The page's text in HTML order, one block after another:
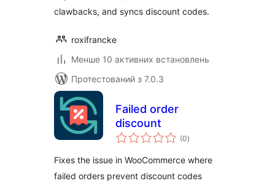
clawbacks, and syncs discount codes.
roxifrancke
Менше 10 активних встановлень
Протестований з 7.0.3
Failed order
discount
(0загальний
рейтинг
)
Fixes the issue in WooCommerce where
failed orders prevent discount codes